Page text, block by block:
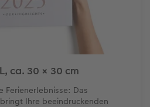
ca. 30 × 30 cm
Ferienerlebnisse: Das
Ihre beeindruckenden